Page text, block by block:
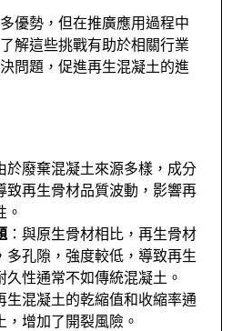
優勢，但在推廣應用過程中
解這些挑戰有助於相關行業
問題，促進再生混凝土的進
於廢棄混凝土來源多樣，成分
致再生骨材品質波動，影響再
。
：與原生骨材相比，再生骨材
多孔隙，強度較低，導致再生
久性通常不如傳統混凝土。
生混凝土的乾縮值和收縮率通
，增加了開裂風險。